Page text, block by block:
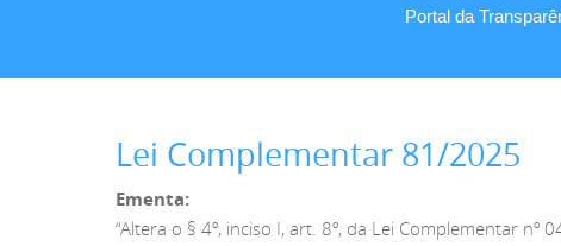
Portal da
Lei Complementar 81/2025
Ementa:
“Altera o § 4º, inciso I, art. 8º, da Lei Complementar